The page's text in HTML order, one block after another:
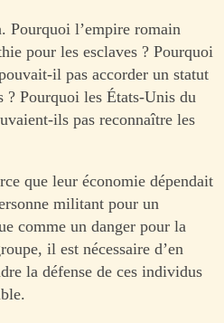
Pourquoi l’empire romain
pour les esclaves ? Pourquoi
il pas accorder un statut
? Pourquoi les États-Unis du
ils pas reconnaître les
que leur économie dépendait
militant pour un
comme un danger pour la
il est nécessaire d’en
la défense de ces individus